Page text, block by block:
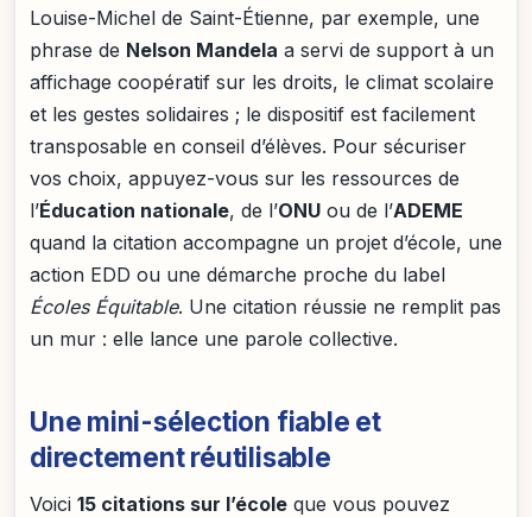
Louise-Michel de Saint-Étienne, par exemple, une
phrase de Nelson Mandela a servi de support à un
affichage coopératif sur les droits, le climat scolaire
et les gestes solidaires ; le dispositif est facilement
transposable en conseil d’élèves. Pour sécuriser
vos choix, appuyez-vous sur les ressources de
l’Éducation nationale, de l’ONU ou de l’ADEME
quand la citation accompagne un projet d’école, une
action EDD ou une démarche proche du label
Écoles Équitable. Une citation réussie ne remplit pas
un mur : elle lance une parole collective.
Une mini-sélection fiable et
directement réutilisable
Voici 15 citations sur l’école que vous pouvez